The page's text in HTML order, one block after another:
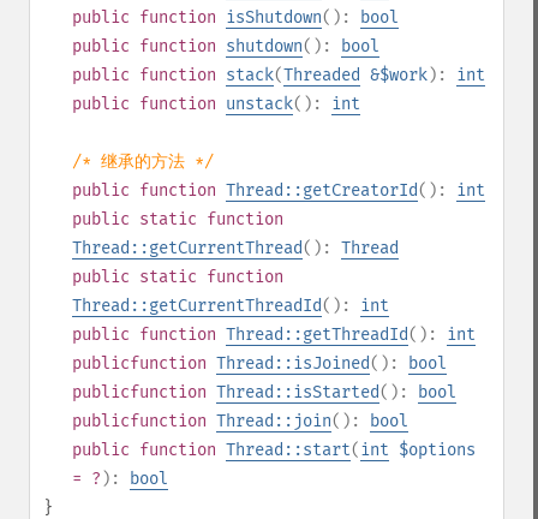
public function isShutdown():
bool
public function shutdown():
bool
public function stack(Threaded &$work): int
public function unstack(): int
/* 继承的方法 */
public function Thread::getCreatorId(): int
public static function
Thread::getCurrentThread(): Thread
public static function
Thread::getCurrentThreadId(): int
public function Thread::getThreadId(): int
publicfunction Thread::isJoined():
bool
publicfunction Thread::isStarted():
bool
publicfunction Thread::join():
bool
public function Thread::start(int $options
= ? ):
bool
}